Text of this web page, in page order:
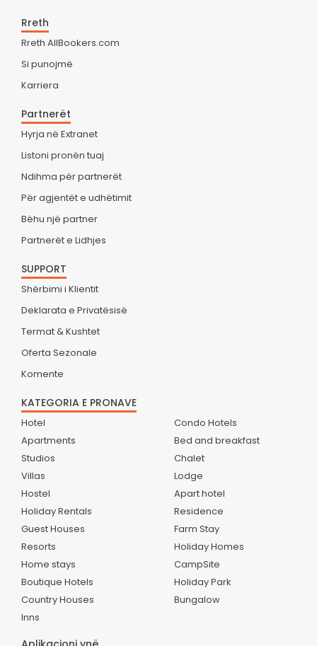
Rreth
Rreth AllBookers.com
Si punojmë
Karriera
Partnerët
Hyrja në Extranet
Listoni pronën tuaj
Ndihma për partnerët
Për agjentët e udhëtimit
Bëhu një partner
Partnerët e Lidhjes
SUPPORT
Shërbimi i Klientit
Deklarata e Privatësisë
Termat & Kushtet
Oferta Sezonale
Komente
KATEGORIA E PRONAVE
Hotel
Apartments
Studios
Villas
Hostel
Holiday Rentals
Guest Houses
Resorts
Home stays
Boutique Hotels
Country Houses
Inns
Condo Hotels
Bed and breakfast
Chalet
Lodge
Apart hotel
Residence
Farm Stay
Holiday Homes
CampSite
Holiday Park
Bungalow